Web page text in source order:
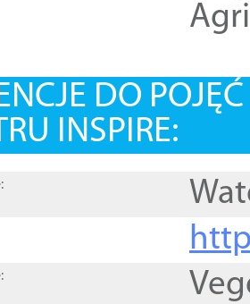
DO
INSPIRE: